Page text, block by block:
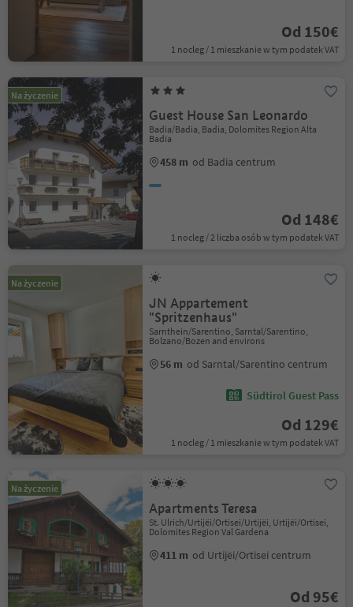
Od 150€
1 nocleg / 1 mieszkanie w tym podatek VAT
Na życzenie
Guest House San Leonardo
Badia/Badia, Badia, Dolomites Region Alta
Badia
458 m od Badia centrum
Od 148€
1 nocleg / 2 liczba osób w tym podatek VAT
Na życzenie
JN Appartement
"Spritzenhaus"
Sarnthein/Sarentino, Sarntal/Sarentino,
Bolzano/Bozen and environs
56 m od Sarntal/Sarentino centrum
Südtirol Guest Pass
Od 129€
1 nocleg / 1 mieszkanie w tym podatek VAT
Na życzenie
Apartments Teresa
St. Ulrich/Urtijëi/Ortisei/Urtijëi, Urtijëi/Ortisei,
Dolomites Region Val Gardena
411 m od Urtijëi/Ortisei centrum
Od 95€